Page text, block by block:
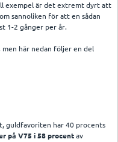
exempel är det extremt dyrt att
sannoliken för att en sådan
1-2 gånger per år.
här nedan följer en del
guldfavoriten har 40 procents
på V75 i 58 procent av